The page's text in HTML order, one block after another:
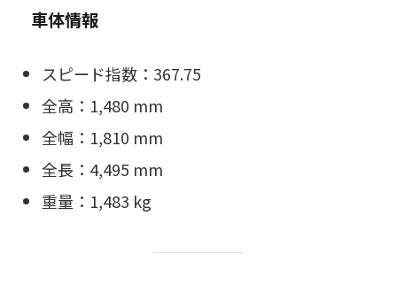
車体情報
スピード指数：367.75
全高：1,480 mm
全幅：1,810 mm
全長：4,495 mm
重量：1,483 kg